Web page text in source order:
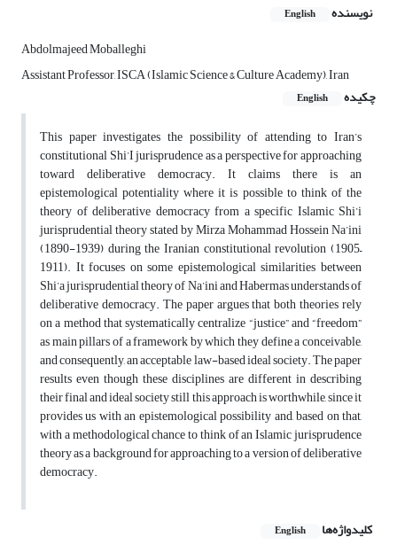
نویسنده English
Abdolmajeed Moballeghi
Assistant Professor, ISCA (Islamic Science & Culture Academy), Iran
چکیده
English
This paper investigates the possibility of attending to Iran’s
constitutional Shi’I jurisprudence as a perspective for approaching
toward deliberative democracy. It claims there is an
epistemological potentiality where it is possible to think of the
theory of deliberative democracy from a specific Islamic Shi’i
jurisprudential theory stated by Mirza Mohammad Hossein Na’ini
(1890-1939) during the Iranian constitutional revolution (1905–
1911). It focuses on some epistemological similarities between
Shi’a jurisprudential theory of Na’ini and Habermas understands of
deliberative democracy. The paper argues that both theories rely
on a method that systematically centralize “justice” and “freedom”
as main pillars of a framework by which they define a conceivable,
and consequently, an acceptable law-based ideal society. The paper
results even though these disciplines are different in describing
their final and ideal society still this approach is worthwhile, since it
provides us with an epistemological possibility and, based on that,
with a methodological chance to think of an Islamic jurisprudence
theory as a background for approaching to a version of deliberative
democracy.
کلیدواژه‌ها English